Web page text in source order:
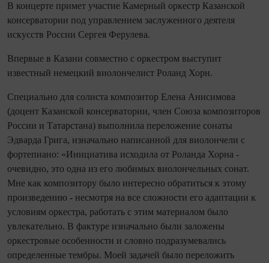
В концерте примет участие Камерный оркестр Казанской
консерватории под управлением заслуженного деятеля
искусств России Сергея Ферулева.
Впервые в Казани совместно с оркестром выступит
известный немецкий виолончелист Роланд Хорн.
Специально для солиста композитор Елена Анисимова
(доцент Казанской консерватории, член Союза композиторов
России и Татарстана) выполнила переложение сонаты
Эдварда Грига, изначально написанной для виолончели с
фортепиано: «Инициатива исходила от Роланда Хорна -
очевидно, это одна из его любимых виолончельных сонат.
Мне как композитору было интересно обратиться к этому
произведению - несмотря на все сложности его адаптации к
условиям оркестра, работать с этим материалом было
увлекательно. В фактуре изначально были заложены
оркестровые особенности и словно подразумевались
определенные тембры. Моей задачей было переложить